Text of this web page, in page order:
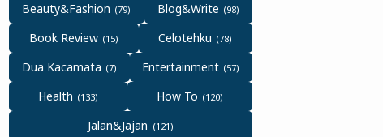
Beauty&Fashion
Blog&Write
Book Review
Celotehku
Dua Kacamata
Entertainment
Health
How To
Jalan&Jajan